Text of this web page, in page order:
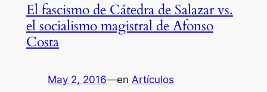
El fascismo de Cátedra de Salazar vs.
el socialismo magistral de Afonso
Costa
May 2, 2016—en Artículos